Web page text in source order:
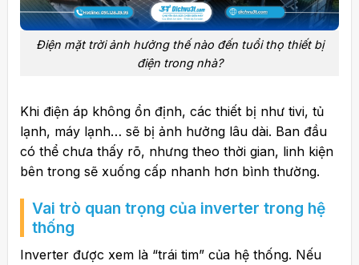
Điện mặt trời ảnh hưởng thế nào đến tuổi thọ thiết bị
điện trong nhà?
Khi điện áp không ổn định, các thiết bị như tivi, tủ
lạnh, máy lạnh… sẽ bị ảnh hưởng lâu dài. Ban đầu
có thể chưa thấy rõ, nhưng theo thời gian, linh kiện
bên trong sẽ xuống cấp nhanh hơn bình thường.
Vai trò quan trọng của inverter trong hệ
thống
Inverter được xem là “trái tim” của hệ thống. Nếu